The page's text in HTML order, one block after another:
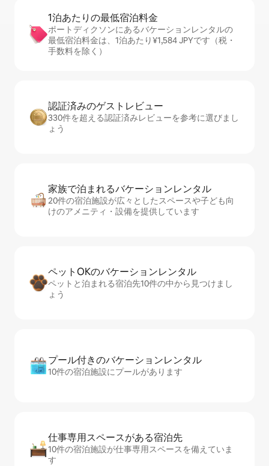
1泊あたりの最⁠低⁠宿⁠泊⁠料⁠金
ポートディクソンにあるバケーションレンタルの
最低宿泊料金は、1泊あたり¥1,584 JPYです（税・
手数料を除く）
認証済みのゲ⁠ス⁠ト⁠レ⁠ビ⁠ュ⁠ー
330件を超える認証済みレビューを参考に選びまし
ょう
家族で泊まれるバ⁠ケ⁠ー⁠シ⁠ョ⁠ンレ⁠ン⁠タ⁠ル
20件の宿泊施設が広々としたスペースや子ども向
けのアメニティ・設備を提供しています
ペットOKのバ⁠ケ⁠ー⁠シ⁠ョ⁠ンレ⁠ン⁠タ⁠ル
ペットと泊まれる宿泊先10件の中から見つけまし
ょう
プール付きのバ⁠ケ⁠ー⁠シ⁠ョ⁠ンレ⁠ン⁠タ⁠ル
10件の宿泊施設にプールがあります
仕事専用ス⁠ペ⁠ー⁠スがあ⁠る宿⁠泊⁠先
10件の宿泊施設が仕事専用スペースを備えていま
す